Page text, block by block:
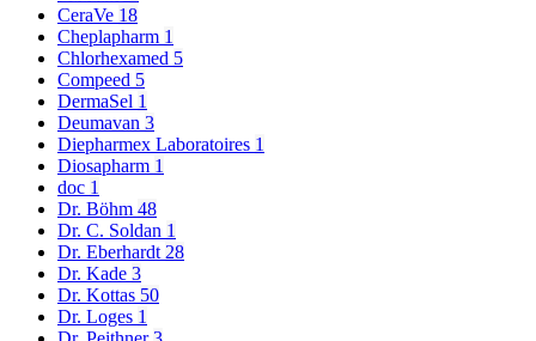
CeraVe 18
Cheplapharm 1
Chlorhexamed 5
Compeed 5
DermaSel 1
Deumavan 3
Diepharmex Laboratoires 1
Diosapharm 1
doc 1
Dr. Böhm 48
Dr. C. Soldan 1
Dr. Eberhardt 28
Dr. Kade 3
Dr. Kottas 50
Dr. Loges 1